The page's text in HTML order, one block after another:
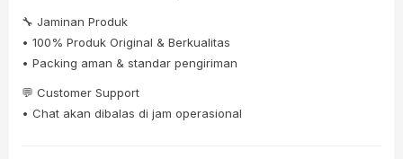
🔧 Jaminan Produk
• 100% Produk Original & Berkualitas
• Packing aman & standar pengiriman
💬 Customer Support
• Chat akan dibalas di jam operasional